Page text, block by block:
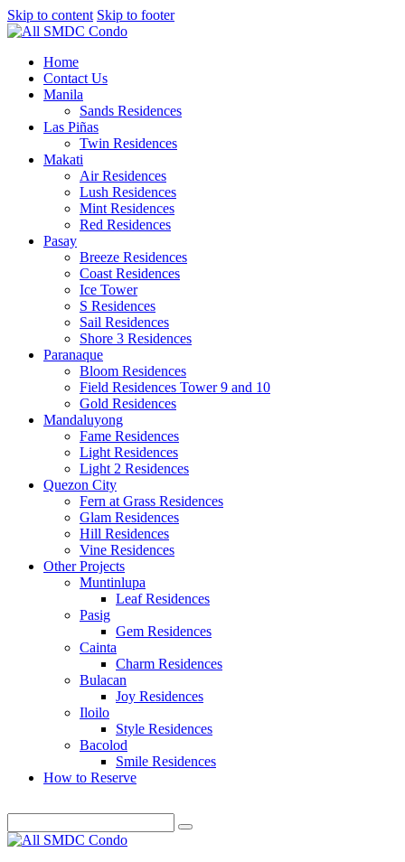
Skip to content Skip to footer
Home
Contact Us
Manila
Sands Residences
Las Piñas
Twin Residences
Makati
Air Residences
Lush Residences
Mint Residences
Red Residences
Pasay
Breeze Residences
Coast Residences
Ice Tower
S Residences
Sail Residences
Shore 3 Residences
Paranaque
Bloom Residences
Field Residences Tower 9 and 10
Gold Residences
Mandaluyong
Fame Residences
Light Residences
Light 2 Residences
Quezon City
Fern at Grass Residences
Glam Residences
Hill Residences
Vine Residences
Other Projects
Muntinlupa
Leaf Residences
Pasig
Gem Residences
Cainta
Charm Residences
Bulacan
Joy Residences
Iloilo
Style Residences
Bacolod
Smile Residences
How to Reserve